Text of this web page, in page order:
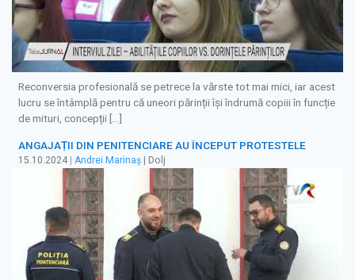
Reconversia profesională se petrece la vărste tot mai mici, iar acest
lucru se întâmplă pentru că uneori părinții își îndrumă copiii în funcție
de mituri, concepții […]
ANGAJAȚII DIN PENITENCIARE AU ÎNCEPUT PROTESTELE
15.10.2024 Andrei Marinaș | Dolj